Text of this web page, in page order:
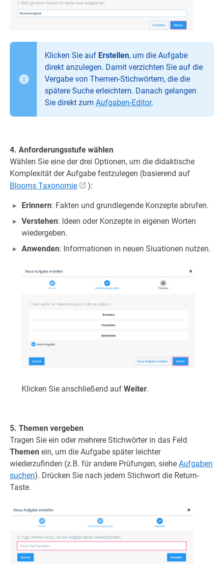
Klicken Sie auf Erstellen, um die Aufgabe
direkt anzulegen. Damit verzichten Sie auf die
Vergabe von Themen-Stichwörtern, die die
spätere Suche erleichtern. Danach gelangen
Sie direkt zum Aufgaben-Editor.
4. Anforderungsstufe wählen
Wählen Sie eine der drei Optionen, um die didaktische
Komplexität der Aufgabe festzulegen (basierend auf
Blooms Taxonomie
):
Erinnern: Fakten und grundlegende Konzepte abrufen.
Verstehen: Ideen oder Konzepte in eigenen Worten
wiedergeben.
Anwenden: Informationen in neuen Siuationen nutzen.
Klicken Sie anschließend auf Weiter.
5. Themen vergeben
Tragen Sie ein oder mehrere Stichwörter in das Feld
Themen ein, um die Aufgabe später leichter
wiederzufinden (z.B. für andere Prüfungen, siehe Aufgaben
suchen). Drücken Sie nach jedem Stichwort die Return-
Taste.